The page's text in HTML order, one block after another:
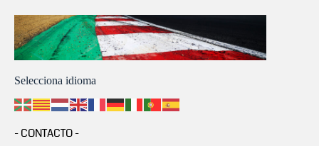
Selecciona idioma
- CONTACTO -